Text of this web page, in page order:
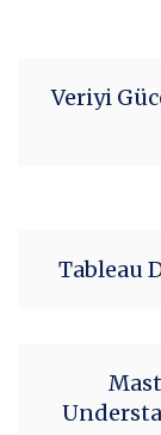
Veriyi
Tableau